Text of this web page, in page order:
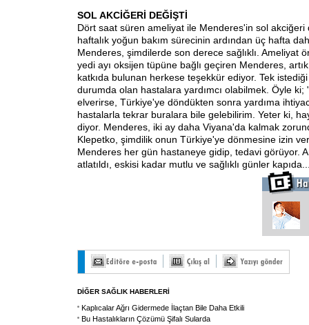
SOL AKCİĞERİ DEĞİŞTİ
Dört saat süren ameliyat ile Menderes'in sol akciğeri
haftalık yoğun bakım sürecinin ardından üç hafta
Menderes, şimdilerde son derece sağlıklı. Ameliyat
yedi ayı oksijen tüpüne bağlı geçiren Menderes,
katkıda bulunan herkese teşekkür ediyor. Tek
durumda olan hastalara yardımcı olabilmek. Öyle ki;
elverirse, Türkiye'ye döndükten sonra yardıma
hastalarla tekrar buralara bile gelebilirim. Yeter ki,
diyor. Menderes, iki ay daha Viyana'da kalmak
Klepetko, şimdilik onun Türkiye'ye dönmesine izin
Menderes her gün hastaneye gidip, tedavi görüyor.
atlatıldı, eskisi kadar mutlu ve sağlıklı günler
DİĞER SAĞLIK HABERLERİ
Kaplıcalar Ağrı Gidermede İlaçtan Bile Daha Etkili
Bu Hastalıkların Çözümü Şifalı Sularda